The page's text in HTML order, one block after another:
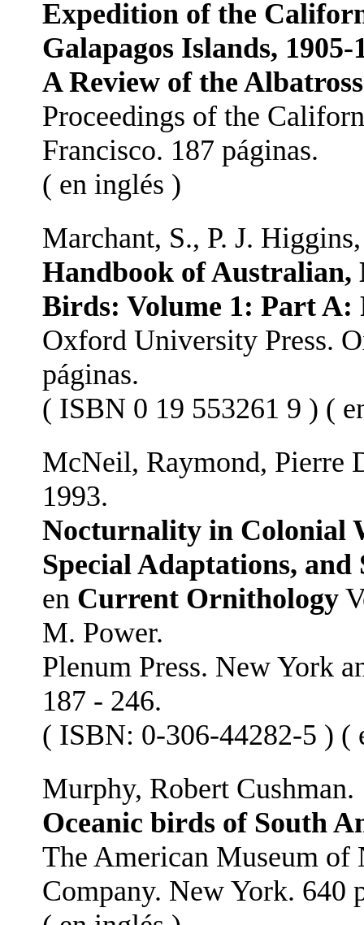
Expedition of the
Galapagos Islands, 1905-
A Review of the
Proceedings of the
Francisco. 187 páginas.
( en inglés )
Marchant, S., P. J.
Handbook of
Birds: Volume 1: Part A:
Oxford University Press.
páginas.
( ISBN 0 19 553261 9 ) (
McNeil, Raymond, Pierre
1993.
Nocturnality in Colonial
Special Adaptations, and
en Current Ornithology
M. Power.
Plenum Press. New York
187 - 246.
( ISBN: 0-306-44282-5 ) (
Murphy, Robert Cushman.
Oceanic birds of South
The American Museum
Company. New York. 640